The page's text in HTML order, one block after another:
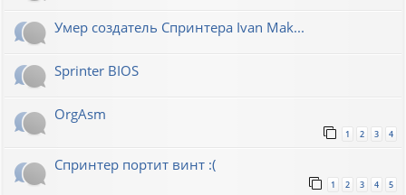
Умер создатель Спринтера Ivan Mak...
Sprinter BIOS
OrgAsm
1 2 3 4
Спринтер портит винт :(
1 2 3 4 5